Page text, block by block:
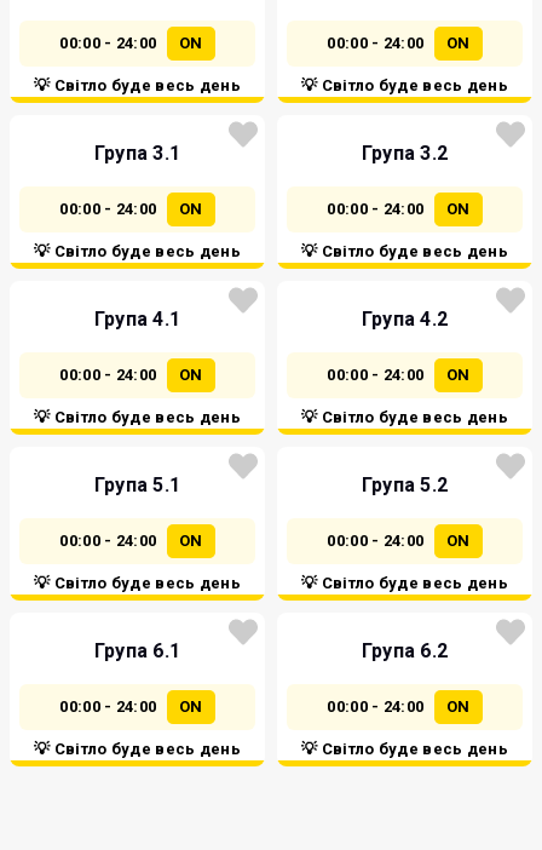
00:00 - 24:00 ON
💡 Світло буде весь день
00:00 - 24:00 ON
💡 Світло буде весь день
Група 3.1
00:00 - 24:00 ON
💡 Світло буде весь день
Група 3.2
00:00 - 24:00 ON
💡 Світло буде весь день
Група 4.1
00:00 - 24:00 ON
💡 Світло буде весь день
Група 4.2
00:00 - 24:00 ON
💡 Світло буде весь день
Група 5.1
00:00 - 24:00 ON
💡 Світло буде весь день
Група 5.2
00:00 - 24:00 ON
💡 Світло буде весь день
Група 6.1
00:00 - 24:00 ON
💡 Світло буде весь день
Група 6.2
00:00 - 24:00 ON
💡 Світло буде весь день